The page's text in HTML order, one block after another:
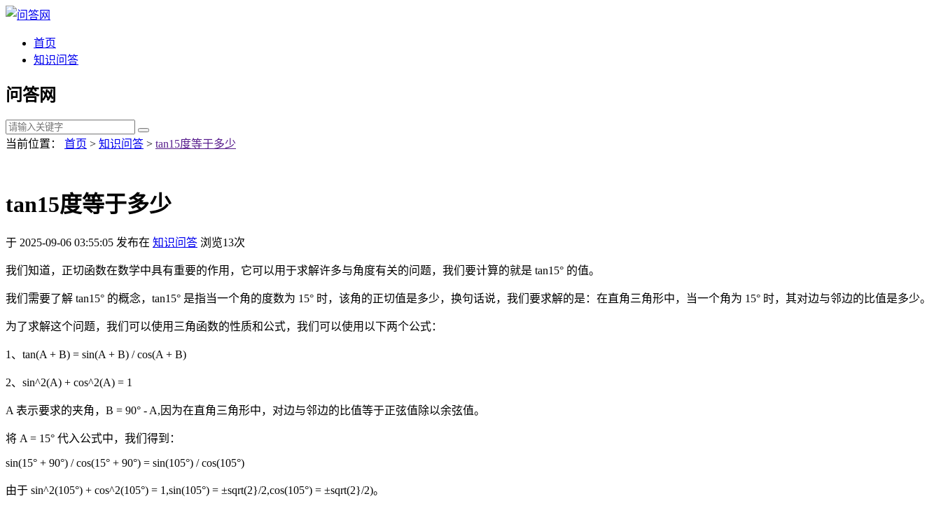
首页
知识问答
问答网
当前位置： 首页 > 知识问答 > tan15度等于多少
tan15度等于多少
于 2025-09-06 03:55:05 发布在 知识问答 浏览13次
我们知道，正切函数在数学中具有重要的作用，它可以用于求解许多与角度有关的问题，我们要计算的就是 tan15° 的值。
我们需要了解 tan15° 的概念，tan15° 是指当一个角的度数为 15° 时，该角的正切值是多少，换句话说，我们要求解的是：在直角三角形中，当一个角为 15° 时，其对边与邻边的比值是多少。
为了求解这个问题，我们可以使用三角函数的性质和公式，我们可以使用以下两个公式：
1、tan(A + B) = sin(A + B) / cos(A + B)
2、sin^2(A) + cos^2(A) = 1
A 表示要求的夹角，B = 90° - A,因为在直角三角形中，对边与邻边的比值等于正弦值除以余弦值。
将 A = 15° 代入公式中，我们得到：
sin(15° + 90°) / cos(15° + 90°) = sin(105°) / cos(105°)
由于 sin^2(105°) + cos^2(105°) = 1,sin(105°) = ±sqrt(2}/2,cos(105°) = ±sqrt(2}/2)。